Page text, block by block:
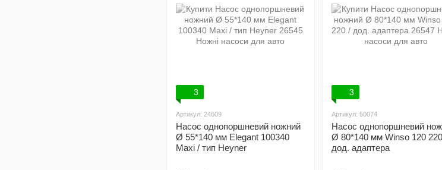
3
Артикул: 24609
Насос однопоршневий ножний
Ø 55*140 мм Elegant 100340
Maxi / тип Heyner
3
Артикул: 50074
Насос однопоршневий
Ø 80*140 мм Winso 120
дод. адаптера